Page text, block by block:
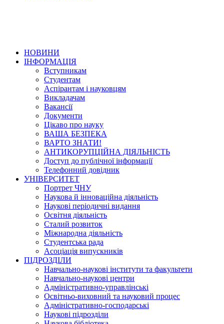
НОВИНИ
ІНФОРМАЦІЯ
Вступникам
Студентам
Аспірантам і науковцям
Викладачам
Вакансії
Документи
Цікаво про науку
ВАША БЕЗПЕКА
ВАРТО ЗНАТИ!
АНТИКОРУПЦІЙНА ДІЯЛЬНІСТЬ
Доступ до публічної інформації
Телефонний довідник
УНІВЕРСИТЕТ
Портрет ЧНУ
Наукова й інноваційна діяльність
Наукові періодичні видання
Освітня діяльність
Сталий розвиток
Міжнародна діяльність
Студентська рада
Асоціація випускників
ПІДРОЗДІЛИ
Навчально-наукові інститути та факультети
Навчально-наукові центри
Адміністративно-управлінські
Освітньо-виховний та науковий процес
Адміністративно-господарські
Наукові підрозділи